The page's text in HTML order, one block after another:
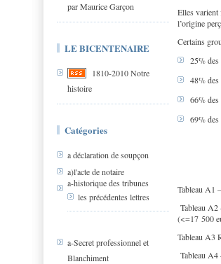
par Maurice Garçon
LE BICENTENAIRE
1810-2010 Notre
histoire
Catégories
a déclaration de soupçon
a)l'acte de notaire
a-historique des tribunes
les précédentes lettres
a-Secret professionnel et
Blanchiment
Elles varient
l’origine
Certains
25% des
48% des
66% des
69% des
Tableau A1
Tableau A2
(<=17 500
Tableau A3
Tableau A4